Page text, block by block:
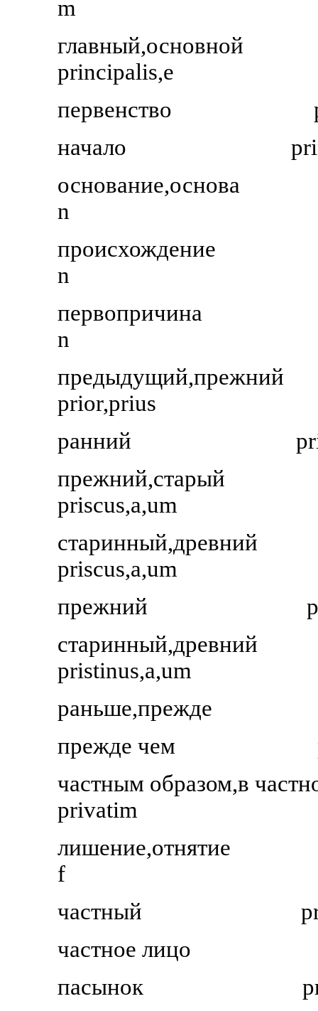
m
главный,основной
principalis,e
первенство
начало
основание,основа
n
происхождение
n
первопричина
n
предыдущий,прежний
prior,prius
ранний
прежний,старый
priscus,a,um
старинный,древний
priscus,a,um
прежний
старинный,древний
pristinus,a,um
раньше,прежде
прежде чем
частным образом,в
privatim
лишение,отнятие
f
частный
частное лицо
пасынок